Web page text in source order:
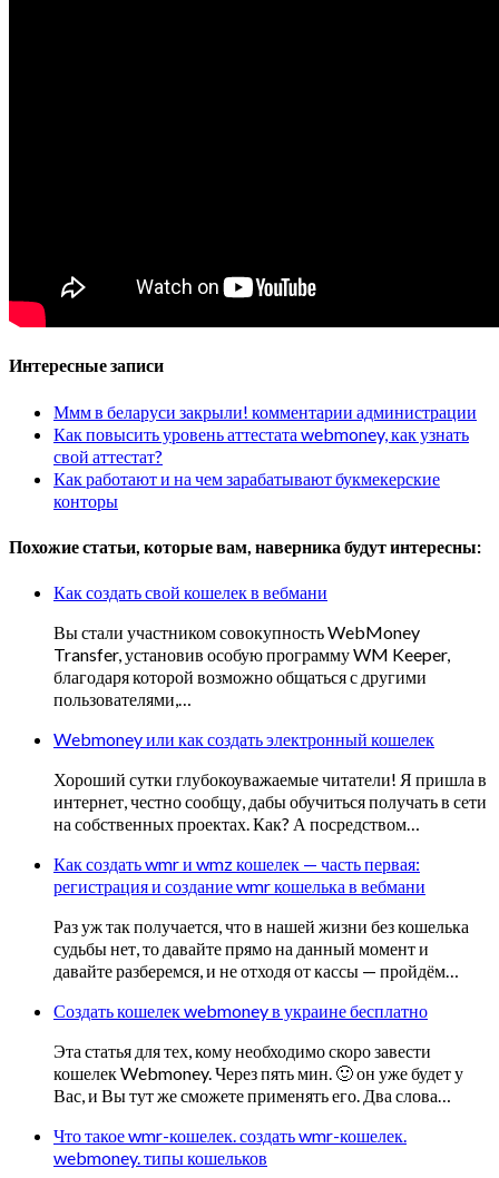
Интересные записи
Ммм в беларуси закрыли! комментарии администрации
Как повысить уровень аттестата webmoney, как узнать
свой аттестат?
Как работают и на чем зарабатывают букмекерские
конторы
Похожие статьи, которые вам, наверника будут интересны:
Как создать свой кошелек в вебмани
Вы стали участником совокупность WebMoney
Transfer, установив особую программу WM Keeper,
благодаря которой возможно общаться с другими
пользователями,…
Webmoney или как создать электронный кошелек
Хороший сутки глубокоуважаемые читатели! Я пришла в
интернет, честно сообщу, дабы обучиться получать в сети
на собственных проектах. Как? А посредством…
Как создать wmr и wmz кошелек — часть первая:
регистрация и создание wmr кошелька в вебмани
Раз уж так получается, что в нашей жизни без кошелька
судьбы нет, то давайте прямо на данный момент и
давайте разберемся, и не отходя от кассы — пройдём…
Создать кошелек webmoney в украине бесплатно
Эта статья для тех, кому необходимо скоро завести
кошелек Webmoney. Через пять мин. 🙂 он уже будет у
Вас, и Вы тут же сможете применять его. Два слова…
Что такое wmr-кошелек. создать wmr-кошелек.
webmoney. типы кошельков